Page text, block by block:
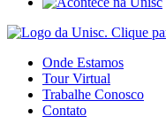
Onde Estamos
Tour Virtual
Trabalhe Conosco
Contato